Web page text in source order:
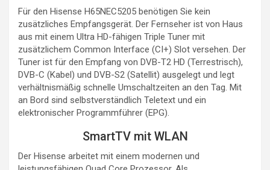
Für den Hisense H65NEC5205 benötigen Sie kein
zusätzliches Empfangsgerät. Der Fernseher ist von Haus
aus mit einem Ultra HD-fähigen Triple Tuner mit
zusätzlichem Common Interface (CI+) Slot versehen. Der
Tuner ist für den Empfang von DVB-T2 HD (Terrestrisch),
DVB-C (Kabel) und DVB-S2 (Satellit) ausgelegt und legt
verhältnismäßig schnelle Umschaltzeiten an den Tag. Mit
an Bord sind selbstverständlich Teletext und ein
elektronischer Programmführer (EPG).
SmartTV mit WLAN
Der Hisense arbeitet mit einem modernen und